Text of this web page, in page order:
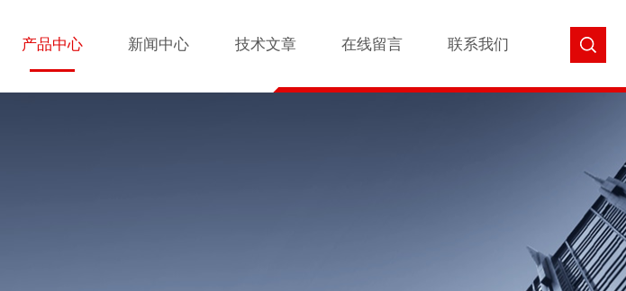
产品中心 新闻中心 技术文章 在线留言 联系我们